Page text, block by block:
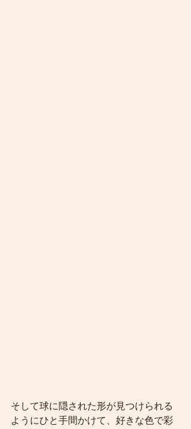
そして球に隠された形が見つけられる
ようにひと手間かけて、好きな色で彩